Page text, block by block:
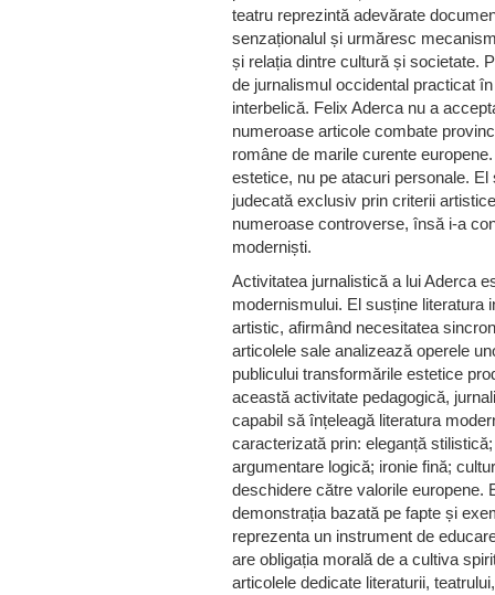
teatru reprezintă adevărate
senzaționalul și urmăresc
și relația dintre cultură și societate.
de jurnalismul occidental practicat
interbelică. Felix Aderca nu a
numeroase articole combate
române de marile curente
estetice, nu pe atacuri personale.
judecată exclusiv prin criterii
numeroase controverse, însă i-a
moderniști.
Activitatea jurnalistică a lui Aderca
modernismului. El susține literatura
artistic, afirmând necesitatea
articolele sale analizează operele
publicului transformările estetice
această activitate pedagogică,
capabil să înțeleagă literatura
caracterizată prin: eleganță
argumentare logică; ironie fină;
deschidere către valorile europene.
demonstrația bazată pe fapte și
reprezenta un instrument de
are obligația morală de a cultiva
articolele dedicate literaturii,